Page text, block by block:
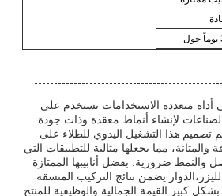
أداة متعددة الاستخدامات تستخدم على
لإنشاء أنماط معقدة وذات جودة
تصميم هذا التشغيل اليدوي للطلاء على
والمتانة، مما يجعلها مثالية للتطبيقات التي
والنمط ضرورية. بفضل أنابيبها الممتازة
يضمن نتائج التركيب المتسقة
كبير القيمة الجمالية والوظيفية للمنتج